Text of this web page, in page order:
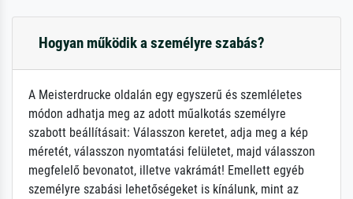
Hogyan működik a személyre szabás?
A Meisterdrucke oldalán egy egyszerű és szemléletes
módon adhatja meg az adott műalkotás személyre
szabott beállításait: Válasszon keretet, adja meg a kép
méretét, válasszon nyomtatási felületet, majd válasszon
megfelelő bevonatot, illetve vakrámát! Emellett egyéb
személyre szabási lehetőségeket is kínálunk, mint az